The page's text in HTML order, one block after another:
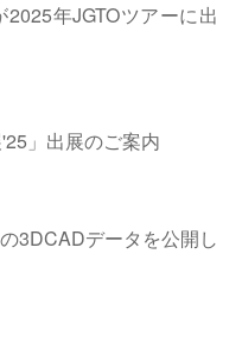
年JGTOツアーに出
」出展のご案内
3DCADデータを公開し